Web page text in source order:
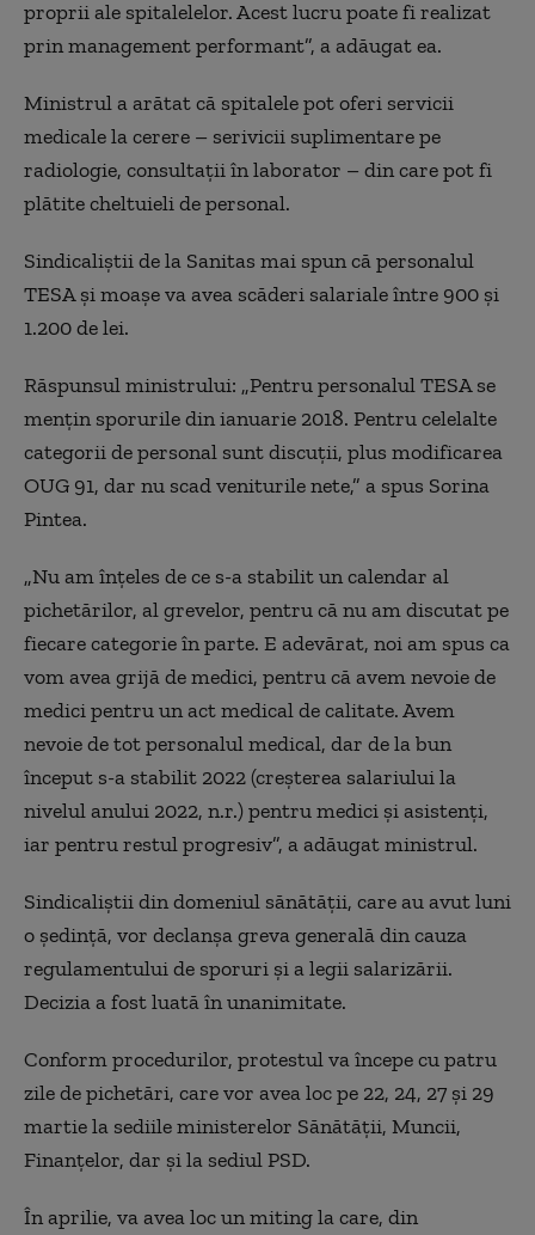
proprii ale spitalelelor. Acest lucru poate fi realizat
prin management performant”, a adăugat ea.
Ministrul a arătat că spitalele pot oferi servicii
medicale la cerere – serivicii suplimentare pe
radiologie, consultații în laborator – din care pot fi
plătite cheltuieli de personal.
Sindicaliștii de la Sanitas mai spun că personalul
TESA și moașe va avea scăderi salariale între 900 și
1.200 de lei.
Răspunsul ministrului: „Pentru personalul TESA se
mențin sporurile din ianuarie 2018. Pentru celelalte
categorii de personal sunt discuții, plus modificarea
OUG 91, dar nu scad veniturile nete,” a spus Sorina
Pintea.
„Nu am înțeles de ce s-a stabilit un calendar al
pichetărilor, al grevelor, pentru că nu am discutat pe
fiecare categorie în parte. E adevărat, noi am spus ca
vom avea grijă de medici, pentru că avem nevoie de
medici pentru un act medical de calitate. Avem
nevoie de tot personalul medical, dar de la bun
început s-a stabilit 2022 (creșterea salariului la
nivelul anului 2022, n.r.) pentru medici și asistenți,
iar pentru restul progresiv”, a adăugat ministrul.
Sindicaliştii din domeniul sănătății, care au avut luni
o ședință, vor declanșa greva generală din cauza
regulamentului de sporuri şi a legii salarizării.
Decizia a fost luată în unanimitate.
Conform procedurilor, protestul va începe cu patru
zile de pichetări, care vor avea loc pe 22, 24, 27 și 29
martie la sediile ministerelor Sănătății, Muncii,
Finanțelor, dar și la sediul PSD.
În aprilie, va avea loc un miting la care, din